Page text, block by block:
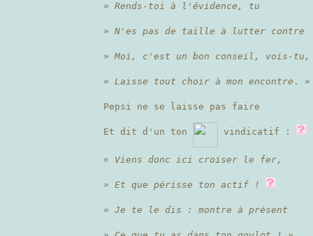
» Rends-toi à l'évidence, tu
» N'es pas de taille à lutter contre
» Moi, c'est un bon conseil, vois-tu,
» Laisse tout choir à mon encontre . »
Pepsi ne se laisse pas faire
Et dit d'un ton vindicatif :
« Viens donc ici croiser le fer,
» Et que périsse ton actif !
» Je te le dis : montre à présent